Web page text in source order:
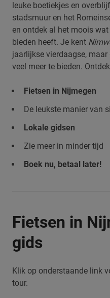
leuke boetiekjes en
stadsmuur en het
en ontdek al het moois
bieden heeft. Je kent
jaarlijkse vierdaagse,
veel meer te bieden.
Fietsen in Nijmegen
De leukste manier van
Lokale gidsen
Zie meer in minder tijd
Boek nu, betaal later!
Fietsen in
gids
Klik op onderstaande link
tour.